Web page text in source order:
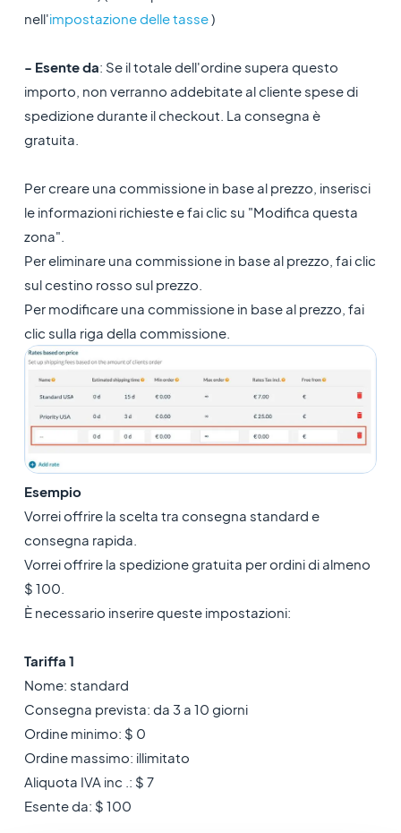
nell'impostazione delle tasse)
- Esente da: Se il totale dell'ordine supera questo
importo, non verranno addebitate al cliente spese di
spedizione durante il checkout. La consegna è
gratuita.
Per creare una commissione in base al prezzo, inserisci
le informazioni richieste e fai clic su "Modifica questa
zona".
Per eliminare una commissione in base al prezzo, fai clic
sul cestino rosso sul prezzo.
Per modificare una commissione in base al prezzo, fai
clic sulla riga della commissione.
Esempio
Vorrei offrire la scelta tra consegna standard e
consegna rapida.
Vorrei offrire la spedizione gratuita per ordini di almeno
$ 100.
È necessario inserire queste impostazioni:
Tariffa 1
Nome: standard
Consegna prevista: da 3 a 10 giorni
Ordine minimo: $ 0
Ordine massimo: illimitato
Aliquota IVA inc .: $ 7
Esente da: $ 100